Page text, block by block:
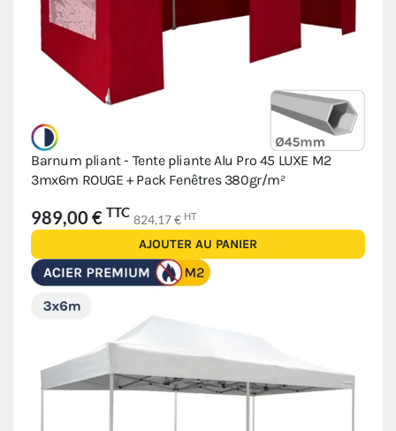
Barnum pliant - Tente pliante Alu Pro 45 LUXE M2
3mx6m ROUGE + Pack Fenêtres 380gr/m²
989,00 € TTC 824,17 € HT
AJOUTER AU PANIER